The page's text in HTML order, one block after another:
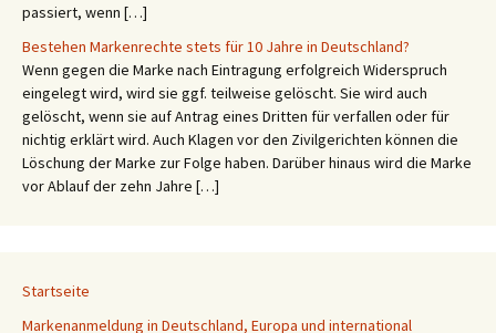
passiert, wenn […]
Bestehen Markenrechte stets für 10 Jahre in Deutschland?
Wenn gegen die Marke nach Eintragung erfolgreich Widerspruch
eingelegt wird, wird sie ggf. teilweise gelöscht. Sie wird auch
gelöscht, wenn sie auf Antrag eines Dritten für verfallen oder für
nichtig erklärt wird. Auch Klagen vor den Zivilgerichten können die
Löschung der Marke zur Folge haben. Darüber hinaus wird die Marke
vor Ablauf der zehn Jahre […]
Startseite
Markenanmeldung in Deutschland, Europa und international